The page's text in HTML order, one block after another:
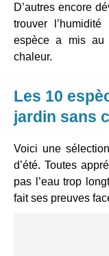
D’autres encore
trouver
espèce a mis au
chaleur.
Les 10
jardin sans
Voici une
d’été. Toutes
pas l’eau trop
fait ses preuves